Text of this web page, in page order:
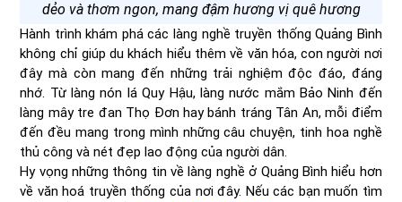
dẻo và thơm ngon, mang đậm hương vị quê hương
Hành trình khám phá các làng nghề truyền thống Quảng Bình
không chỉ giúp du khách hiểu thêm về văn hóa, con người nơi
đây mà còn mang đến những trải nghiệm độc đáo, đáng
nhớ. Từ làng nón lá Quy Hậu, làng nước mắm Bảo Ninh đến
làng mây tre đan Thọ Đơn hay bánh tráng Tân An, mỗi điểm
đến đều mang trong mình những câu chuyện, tinh hoa nghề
thủ công và nét đẹp lao động của người dân.
Hy vọng những thông tin về làng nghề ở Quảng Bình hiểu hơn
về văn hoá truyền thống của nơi đây. Nếu các bạn muốn tìm